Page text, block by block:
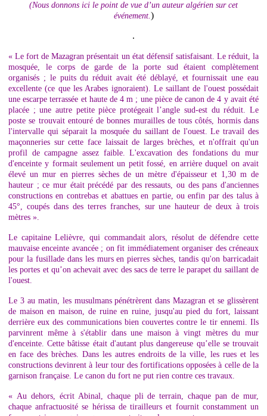
(Nous donnons ici le point de vue d’un auteur algérien sur cet
événement.)
.
« Le fort de Mazagran présentait un état défensif satisfaisant. Le réduit, la
mosquée, le corps de garde de la porte sud étaient complètement
organisés ; le puits du réduit avait été déblayé, et fournissait une eau
excellente (ce que les Arabes ignoraient). Le saillant de l'ouest possédait
une escarpe terrassée et haute de 4 m ; une pièce de canon de 4 y avait été
placée ; une autre petite pièce protégeait l’angle sud-est du réduit. Le
poste se trouvait entouré de bonnes murailles de tous côtés, hormis dans
l'intervalle qui séparait la mosquée du saillant de l'ouest. Le travail des
maçonneries sur cette face laissait de larges brèches, et n'offrait qu'un
profil de campagne assez faible. L'excavation des fondations du mur
d'enceinte y formait seulement un petit fossé, en arrière duquel on avait
élevé un mur en pierres sèches de un mètre d'épaisseur et 1,30 m de
hauteur ; ce mur était précédé par des ressauts, ou des pans d'anciennes
constructions en contrebas et abattues en partie, ou enfin par des talus à
45°, coupés dans des terres franches, sur une hauteur de deux à trois
mètres ».
Le capitaine Lelièvre, qui commandait alors, résolut de défendre cette
mauvaise enceinte avancée ; on fit immédiatement organiser des créneaux
pour la fusillade dans les murs en pierres sèches, tandis qu'on barricadait
les portes et qu’on achevait avec des sacs de terre le parapet du saillant de
l'ouest.
Le 3 au matin, les musulmans pénétrèrent dans Mazagran et se glissèrent
de maison en maison, de ruine en ruine, jusqu'au pied du fort, laissant
derrière eux des communications bien couvertes contre le tir ennemi. Ils
parvinrent même à s'établir dans une maison à vingt mètres du mur
d'enceinte. Cette bâtisse était d'autant plus dangereuse qu’elle se trouvait
en face des brèches. Dans les autres endroits de la ville, les rues et les
constructions devinrent à leur tour des fortifications opposées à celle de la
garnison française. Le canon du fort ne put rien contre ces travaux.
« Au dehors, écrit Abinal, chaque pli de terrain, chaque pan de mur,
chaque anfractuosité se hérissa de tirailleurs et fournit constamment un